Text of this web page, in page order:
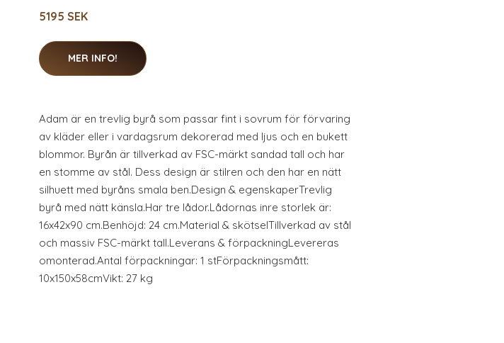
5195 SEK
MER INFO!
Adam är en trevlig byrå som passar fint i sovrum för förvaring
av kläder eller i vardagsrum dekorerad med ljus och en bukett
blommor. Byrån är tillverkad av FSC-märkt sandad tall och har
en stomme av stål. Dess design är stilren och den har en nätt
silhuett med byråns smala ben.Design & egenskaperTrevlig
byrå med nätt känsla.Har tre lådor.Lådornas inre storlek är:
16x42x90 cm.Benhöjd: 24 cm.Material & skötselTillverkad av stål
och massiv FSC-märkt tall.Leverans & förpackningLevereras
omonterad.Antal förpackningar: 1 stFörpackningsmått:
10x150x58cmVikt: 27 kg